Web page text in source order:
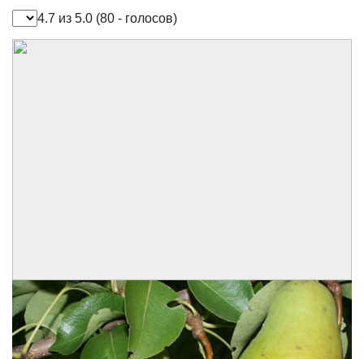
4.7 из 5.0 (80 - голосов)